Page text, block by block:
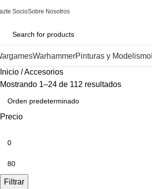
SocioSobre Nosotros
WarhammerPinturas y Modelismo
Inicio
Accesorios
Mostrando 1–24 de 112 resultados
Precio
Filtrar